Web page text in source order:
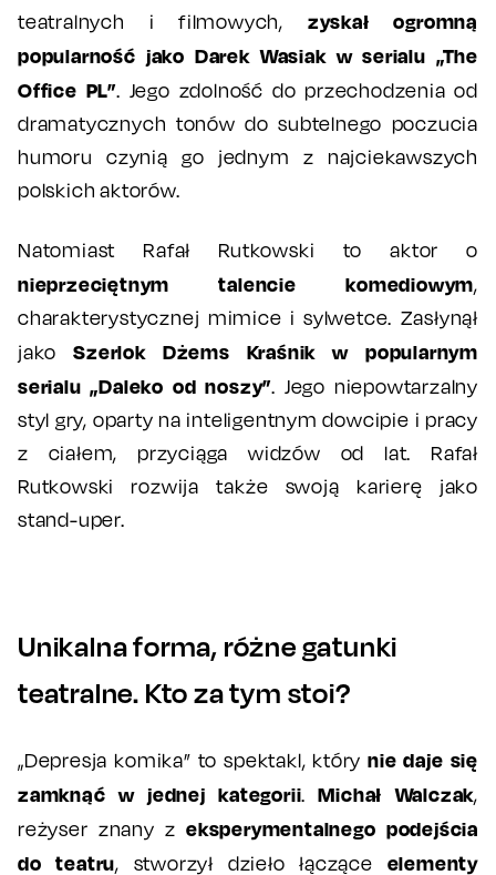
teatralnych i filmowych, zyskał ogromną
popularność jako Darek Wasiak w serialu „The
Office PL”. Jego zdolność do przechodzenia od
dramatycznych tonów do subtelnego poczucia
humoru czynią go jednym z najciekawszych
polskich aktorów.
Natomiast Rafał Rutkowski to aktor o
nieprzeciętnym talencie komediowym,
charakterystycznej mimice i sylwetce. Zasłynął
jakoSzerlok Dżems Kraśnik w popularnym
serialu „Daleko od noszy”. Jego niepowtarzalny
styl gry, oparty na inteligentnym dowcipie i pracy
z ciałem, przyciąga widzów od lat. Rafał
Rutkowski rozwija także swoją karierę jako
stand-uper.
Unikalna forma, różne gatunki
teatralne. Kto za tym stoi?
„Depresja komika” to spektakl, którynie daje się
zamknąć w jednej kategorii.Michał Walczak,
reżyser znany z eksperymentalnego podejścia
do teatru, stworzył dzieło łączące elementy